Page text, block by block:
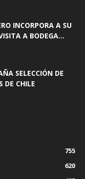
INCORPORA A SU
A BODEGA...
SELECCIÓN DE
DE CHILE
755
620